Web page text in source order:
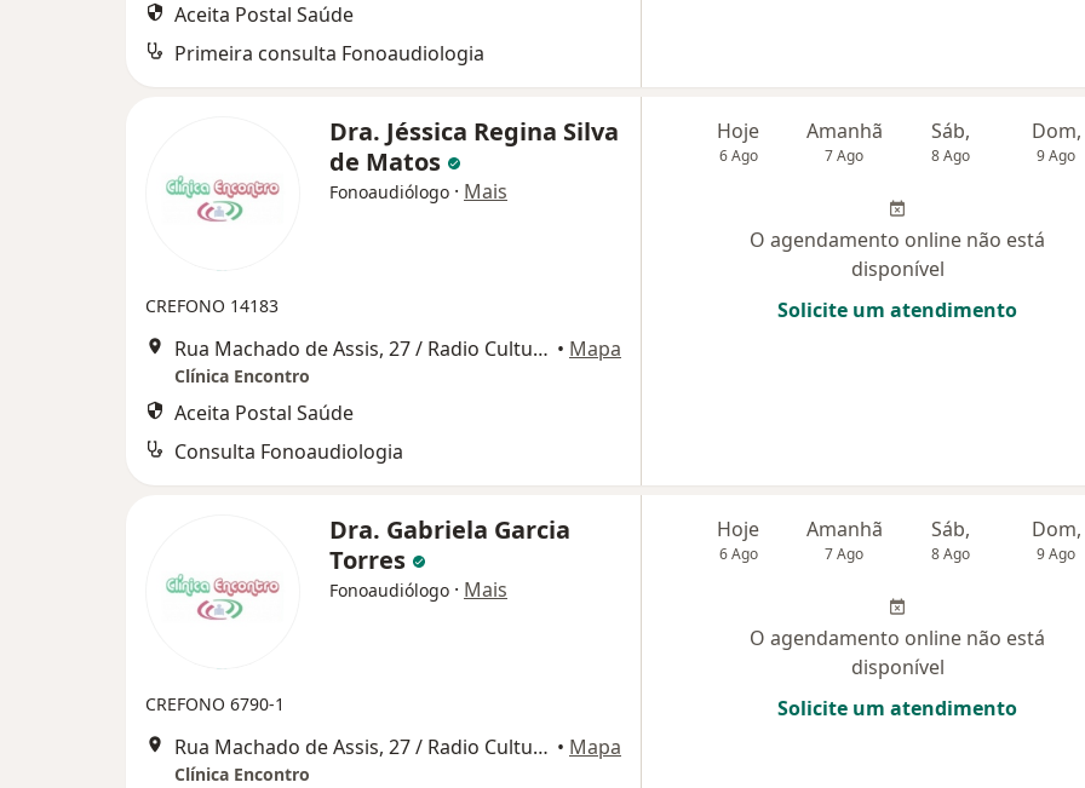
Aceita Postal Saúde
Primeira consulta Fonoaudiologia
Dra. Jéssica Regina Silva
de Matos
Fonoaudiólogo · Mais
CREFONO 14183
Rua Machado de Assis, 27 / Radio Cultura, Salvador • Mapa
Clínica Encontro
Aceita Postal Saúde
Consulta Fonoaudiologia
Hoje
6 Ago
Amanhã
7 Ago
Sáb,
8 Ago
Dom,
9 Ago
O agendamento online não está
disponível
Solicite um atendimento
Dra. Gabriela Garcia
Torres
Fonoaudiólogo · Mais
CREFONO 6790-1
Rua Machado de Assis, 27 / Radio Cultura, Salvador • Mapa
Clínica Encontro
Hoje
6 Ago
Amanhã
7 Ago
Sáb,
8 Ago
Dom,
9 Ago
O agendamento online não está
disponível
Solicite um atendimento